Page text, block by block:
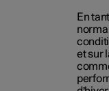
En
et sur